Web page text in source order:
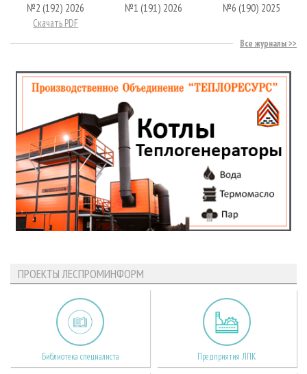
№2 (192) 2026
Скачать PDF
№1 (191) 2026 №6 (190) 2025
Все журналы
ПРОЕКТЫ ЛЕСПРОМИНФОРМ
Библиотека специалиста Предприятия ЛПК